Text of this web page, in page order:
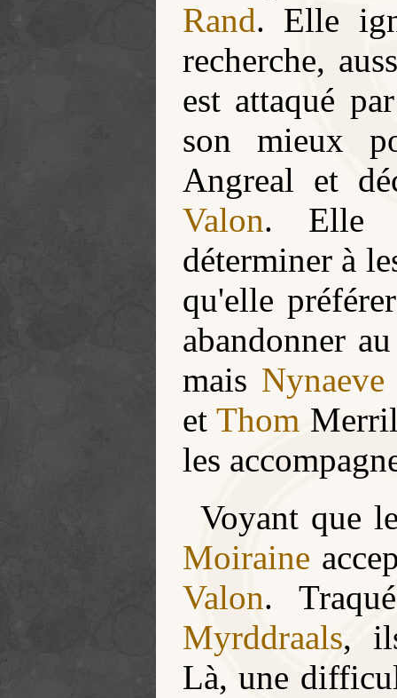
Rand. Elle
recherche,
est attaqué
son mieux
Angreal et
Valon. Elle
déterminer à
qu'elle
abandonner
mais Nynaeve
et Thom
les
Voyant que
Moiraine
Valon.
Myrddraals,
Là, une